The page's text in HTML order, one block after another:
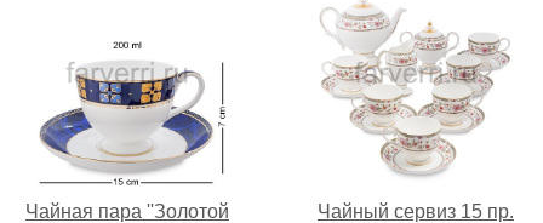
Чайная пара ''Золотой
Чайный сервиз 15 пр.